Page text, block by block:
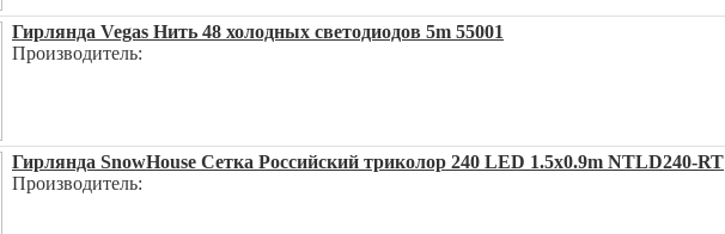
Гирлянда Vegas Нить 48 холодных светодиодов 5m 55001
Производитель:
Гирлянда SnowHouse Сетка Российский триколор 240 LED 1.5x0.9m NTLD240-RT
Производитель: